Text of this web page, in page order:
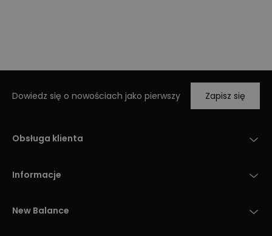
Dowiedz się o nowościach jako pierwszy Zapisz się
Obsługa klienta
Informacje
New Balance